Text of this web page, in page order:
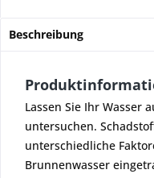
Beschreibung
Lassen Sie Ihr Wasser
untersuchen.
unterschiedliche
Brunnenwasser